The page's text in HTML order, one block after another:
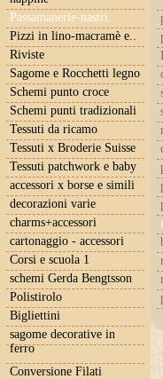
Passamanerie-nastri
Pizzi in lino-macramè e..
Riviste
Sagome e Rocchetti legno
Schemi punto croce
Schemi punti tradizionali
Tessuti da ricamo
Tessuti x Broderie Suisse
Tessuti patchwork e baby
accessori x borse e simili
decorazioni varie
charms+accessori
cartonaggio - accessori
Corsi e scuola 1
schemi Gerda Bengtsson
Polistirolo
Bigliettini
sagome decorative in
ferro
Conversione Filati